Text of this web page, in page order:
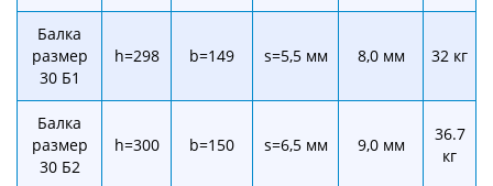
Балка
размер
30 Б1
h=298 b=149 s=5,5 мм 8,0 мм 32 кг
Балка
размер
30 Б2
h=300 b=150 s=6,5 мм 9,0 мм
36.7
кг